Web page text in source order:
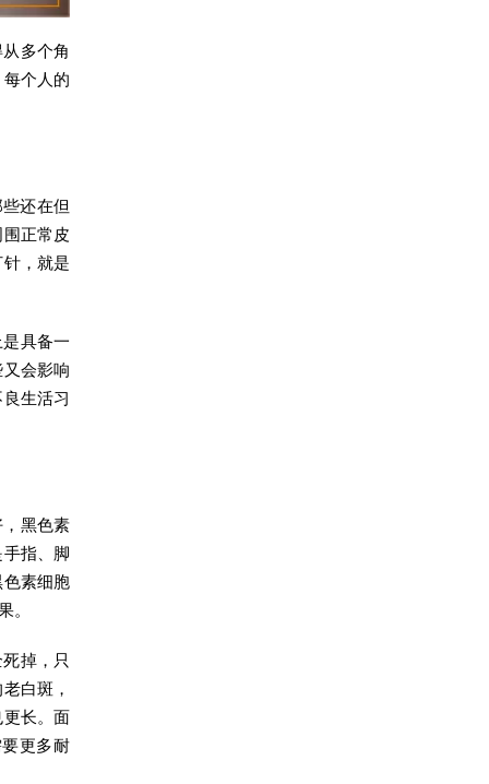
多个角
个人的
还在但
正常皮
，就是
具备一
会影响
生活习
黑色素
指、脚
素细胞
。
掉，只
白斑，
长。面
更多耐